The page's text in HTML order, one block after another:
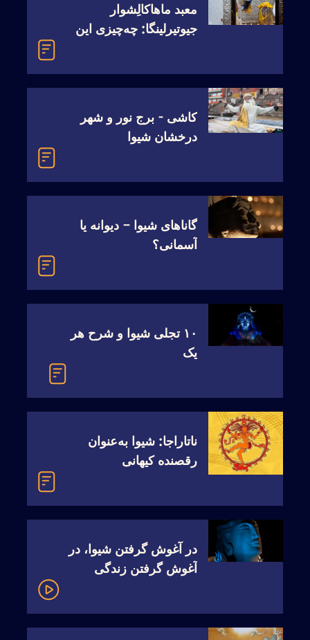
معبد ماهاکالِشوار
جیوتیرلینگا: چه‌چیزی این
‫‫‫‫‫‫کاشی - برج نور و شهر
درخشان شیوا
گاناهای شیوا – دیوانه یا
آسمانی؟
‫‫‫‫‫‫‫‫‫‫‫‫‫‫‫۱۰ تجلی شیوا و شرح هر
یک
ناتاراجا: شیوا به‌عنوان
رقصنده کیهانی
‫‫در آغوش گرفتن شیوا، در
آغوش گرفتن زندگی